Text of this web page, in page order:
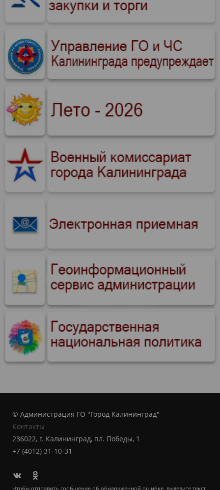
© Администрация ГО "Город Калининград"
Контакты
236022, г. Калининград, пл. Победы, 1
+7 (4012) 31-10-31
Чтобы отправить сообщение об обнаруженной ошибке, выделите текст